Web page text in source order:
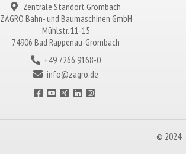
Zentrale Standort Grombach
ZAGRO Bahn- und Baumaschinen GmbH
Mühlstr. 11-15
74906 Bad Rappenau-Grombach
+49 7266 9168-0
info@zagro.de
© 2024 -